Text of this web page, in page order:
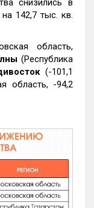
снизились в
142,7 тыс. кв.
область,
(Республика
(-101,1
область, -94,2